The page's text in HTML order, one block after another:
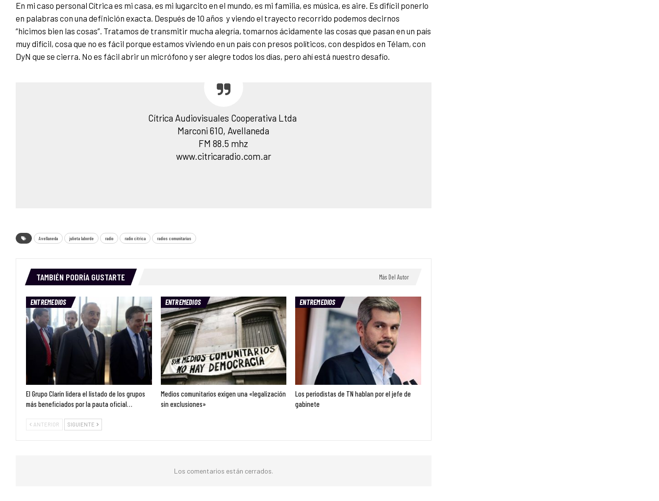
En mi caso personal Cítrica es mi casa, es mi lugarcito en el mundo, es mi familia, es música, es aire. Es difícil ponerlo
en palabras con una definición exacta. Después de 10 años y viendo el trayecto recorrido podemos decirnos
“hicimos bien las cosas”. Tratamos de transmitir mucha alegría, tomarnos ácidamente las cosas que pasan en un país
muy difícil, cosa que no es fácil porque estamos viviendo en un país con presos políticos, con despidos en Télam, con
DyN que se cierra. No es fácil abrir un micrófono y ser alegre todos los días, pero ahí está nuestro desafío.
Cítrica Audiovisuales Cooperativa Ltda
Marconi 610, Avellaneda
FM 88.5 mhz
www.citricaradio.com.ar
Avellaneda julieta laborde radio radio citrica radios comunitarias
TAMBIÉN PODRÍA GUSTARTE Más Del Autor
ENTREMEDIOS
El Grupo Clarín lidera el listado de los grupos
más beneficiados por la pauta oficial…
ENTREMEDIOS
Medios comunitarios exigen una «legalización
sin exclusiones»
ENTREMEDIOS
Los periodistas de TN hablan por el jefe de
gabinete
ANTERIOR SIGUIENTE
Los comentarios están cerrados.